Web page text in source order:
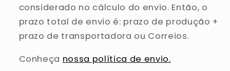
considerado no cálculo do envio. Então, o
prazo total de envio é: prazo de produção +
prazo de transportadora ou Correios.
Conheça nossa política de envio.